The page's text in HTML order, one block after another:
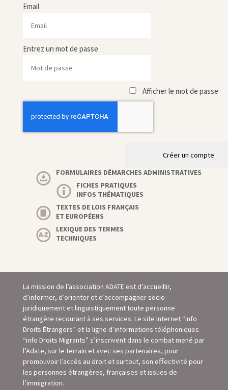
Email
Entrez un mot de passe
Afficher le mot de passe
Créer un compte
FORMULAIRES DÉMARCHES ADMINISTRATIVES
FICHES PRATIQUES
INFOS THÉMATIQUES
TEXTES DE LOIS FRANÇAIS
ET EUROPÉENS
LEXIQUE DES TERMES
TECHNIQUES
La mission de l’association ADATE est d’accueillir,
d’informer, d’orienter et d’accompagner socio-
juridiquement et linguistiquement toute personne
étrangère recourant à ses services. Le site Internet “Info
Droits Étrangers” et la ligne d’informations téléphoniques
“info Droits Migrants” s’inscrivent dans le combat mené par
l’Adate, sur le terrain et avec ses partenaires, pour
promouvoir l’accès au droit et surtout, son eﬀectivité pour
les personnes étrangères, françaises et issues de
l’immigration.